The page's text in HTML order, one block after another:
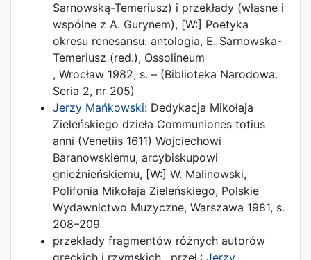
Sarnowską-Temeriusz) i przekłady (własne i
wspólne z A. Gurynem), [W:] Poetyka
okresu renesansu: antologia, E. Sarnowska-
Temeriusz (red.), Ossolineum
, Wrocław 1982, s. – (Biblioteka Narodowa.
Seria 2, nr 205)
Jerzy Mańkowski: Dedykacja Mikołaja
Zieleńskiego dzieła Communiones totius
anni (Venetiis 1611) Wojciechowi
Baranowskiemu, arcybiskupowi
gnieźnieńskiemu, [W:] W. Malinowski,
Polifonia Mikołaja Zieleńskiego, Polskie
Wydawnictwo Muzyczne, Warszawa 1981, s.
208–209
przekłady fragmentów różnych autorów